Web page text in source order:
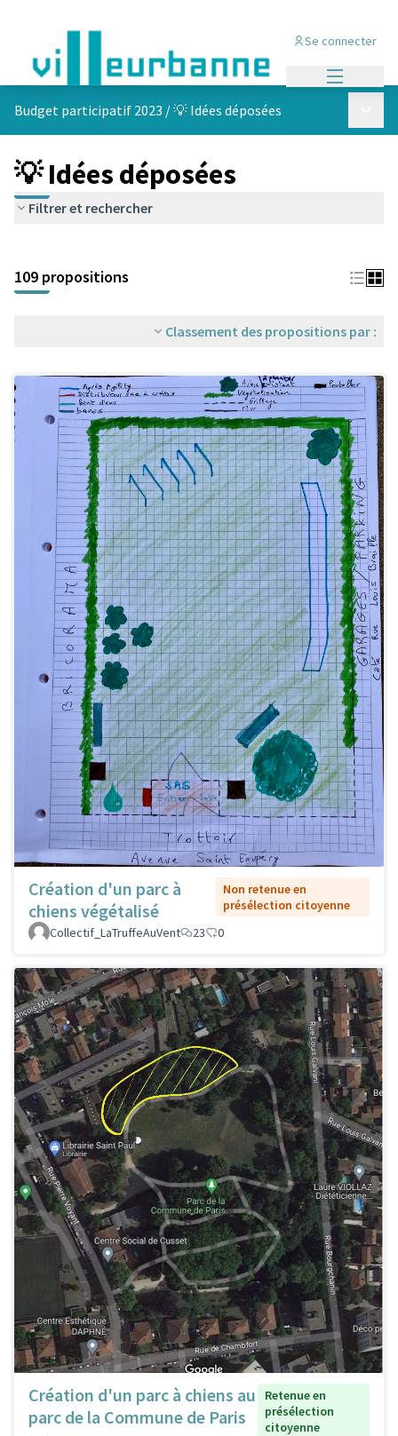
Se connecter
Budget participatif 2023 /💡 Idées déposées
💡 Idées déposées
Filtrer et rechercher
+
−
109 propositions
Classement des propositions par :
Création d'un parc à
chiens végétalisé
Non retenue en
présélection citoyenne
Collectif_LaTruffeAuVent
23 0
Création d'un parc à chiens au
parc de la Commune de Paris
Retenue en
présélection
citoyenne